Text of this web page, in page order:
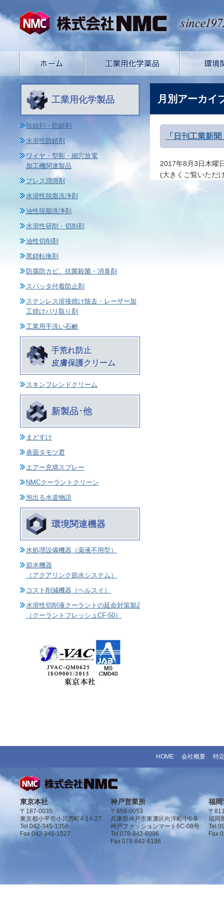
月別アーカイ
「日刊工業新
2017年8月3日木曜
(大きくご覧いただ
工業用化学製品
除錆剤・防錆剤
水溶性防錆剤
ワイヤ・型彫・細穴放電
加工機関連製品
プレス潤滑剤
水溶性脱脂洗浄剤
油性脱脂洗浄剤
水溶性研削・切削剤
油性切削剤
黒錆転換剤
防腐防カビ、抗菌殺菌・消臭剤
スパッタ付着防止剤
ステンレス溶接焼け除去・レーザー加
工焼けバリ取り剤
工業用手洗い石鹸
手荒れ防止
皮膚保護クリーム
スキンフレンドクリーム
新製品･他
まどすけ
表面タモツ君
エアー充填スプレー
NMCクーラントクリーン
泡出る水道物語
環境関連機器
水処理設備機器（薬液不用型）
節水機器
（アクアリンク節水システム）
コスト削減機器（ヘルスイ）
水溶性切削液クーラントの延命対策製品
（クーラントフレッシュCF-50）
HOME 会社概要 特
東京本社
〒187-0035
東京都小平市小川西町4-14-27
Tel 042-345-1356
Fax 042-345-1527
神戸営業所
〒658-0053
兵庫県神戸市東灘区向洋町中6-9
神戸ファッションマート6C-08号
Tel 078-842-6096
Fax 078-842-6196
福岡
〒
福岡
Tel
Fax